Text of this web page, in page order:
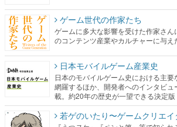
ゲーム世代の作家たち
ゲームに多大な影響を受けた作家さ
のコンテンツ産業やカルチャーに与え
日本モバイルゲーム産業史
日本のモバイルゲーム史における主
網羅するほか、開発者へのインタビ
載。約20年の歴史が一望できる決定版
若ゲのいたり〜ゲームクリエ